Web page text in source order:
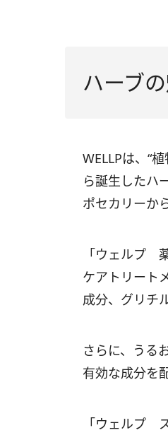
ハーブ
WELLPは、“
ら誕生したハ
ポセカリーか
「ウェルプ
ケアトリート
成分、グリチ
さらに、うる
有効な成分を
「ウェルプ